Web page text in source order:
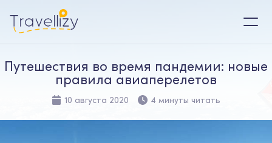
Путешествия во время пандемии: новые
правила авиаперелетов
10 августа 2020 4 минуты читать